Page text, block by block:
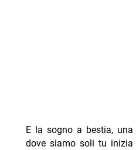
E la sogno a bestia,
dove siamo soli tu inizia